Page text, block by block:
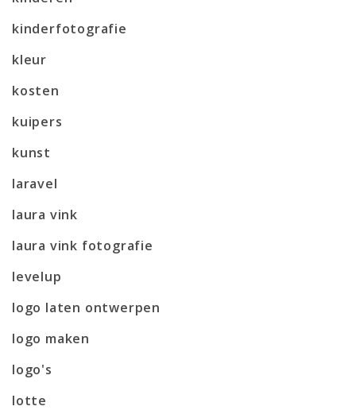
kinderfotografie
kleur
kosten
kuipers
kunst
laravel
laura vink
laura vink fotografie
levelup
logo laten ontwerpen
logo maken
logo's
lotte